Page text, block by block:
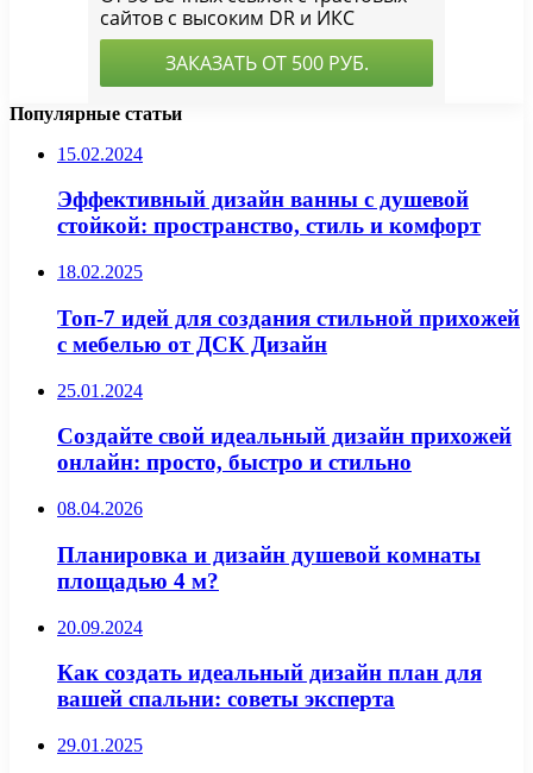
Популярные статьи
15.02.2024
Эффективный дизайн ванны с душевой
стойкой: пространство, стиль и комфорт
18.02.2025
Топ-7 идей для создания стильной прихожей
с мебелью от ДСК Дизайн
25.01.2024
Создайте свой идеальный дизайн прихожей
онлайн: просто, быстро и стильно
08.04.2026
Планировка и дизайн душевой комнаты
площадью 4 м?
20.09.2024
Как создать идеальный дизайн план для
вашей спальни: советы эксперта
29.01.2025